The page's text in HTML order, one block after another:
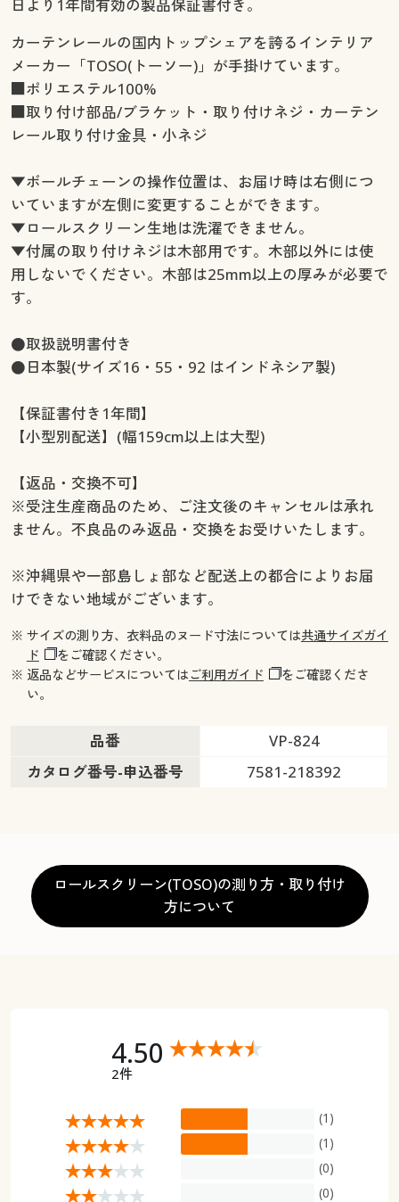
日より1年間有効の製品保証書付き。
カーテンレールの国内トップシェアを誇るインテリア
メーカー「TOSO(トーソー)」が手掛けています。
■ポリエステル100%
■取り付け部品/ブラケット・取り付けネジ・カーテン
レール取り付け金具・小ネジ
▼ボールチェーンの操作位置は、お届け時は右側につ
いていますが左側に変更することができます。
▼ロールスクリーン生地は洗濯できません。
▼付属の取り付けネジは木部用です。木部以外には使
用しないでください。木部は25mm以上の厚みが必要で
す。
●取扱説明書付き
●日本製(サイズ16・55・92 はインドネシア製)
【保証書付き1年間】
【小型別配送】(幅159cm以上は大型)
【返品・交換不可】
※受注生産商品のため、ご注文後のキャンセルは承れ
ません。不良品のみ返品・交換をお受けいたします。
※沖縄県や一部島しょ部など配送上の都合によりお届
けできない地域がございます。
※ サイズの測り方、衣料品のヌード寸法については共通サイズガイ
ド
をご確認ください。
※ 返品などサービスについてはご利用ガイド
をご確認くださ
い。
品番
VP-824
カタログ番号-申込番号
7581-218392
ロールスクリーン(TOSO)の測り方・取り付け
方について
4.50
2件
(1)
(1)
(0)
(0)